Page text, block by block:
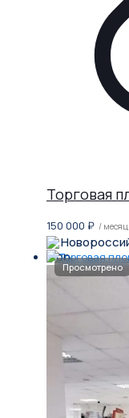
Торговая
150 000 ₽ / месяц